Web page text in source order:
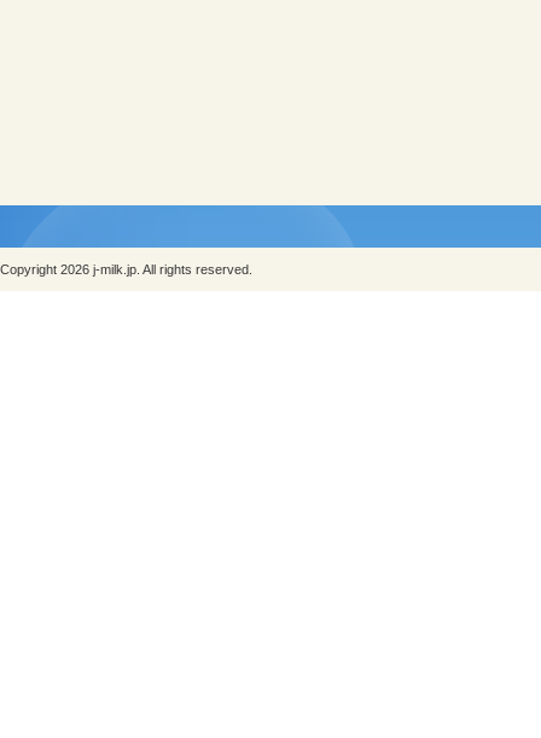
Copyright 2026 j-milk.jp. All rights reserved.